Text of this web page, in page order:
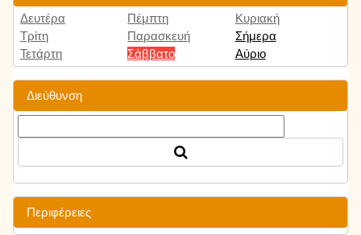
Δευτέρα
Τρίτη
Τετάρτη
Πέμπτη
Παρασκευή
Σάββατο
Κυριακή
Σήμερα
Αύριο
Διεύθυνση
Περιφέρειες